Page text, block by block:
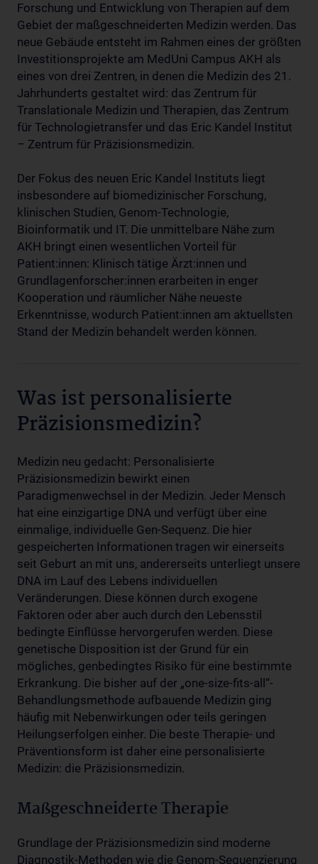
Forschung und Entwicklung von Therapien auf dem
Gebiet der maßgeschneiderten Medizin werden. Das
neue Gebäude entsteht im Rahmen eines der größten
Investitionsprojekte am MedUni Campus AKH als
eines von drei Zentren, in denen die Medizin des 21.
Jahrhunderts gestaltet wird: das Zentrum für
Translationale Medizin und Therapien, das Zentrum
für Technologietransfer und das Eric Kandel Institut
– Zentrum für Präzisionsmedizin.
Der Fokus des neuen Eric Kandel Instituts liegt
insbesondere auf biomedizinischer Forschung,
klinischen Studien, Genom-Technologie,
Bioinformatik und IT. Die unmittelbare Nähe zum
AKH bringt einen wesentlichen Vorteil für
Patient:innen: Klinisch tätige Ärzt:innen und
Grundlagenforscher:innen erarbeiten in enger
Kooperation und räumlicher Nähe neueste
Erkenntnisse, wodurch Patient:innen am aktuellsten
Stand der Medizin behandelt werden können.
Was ist personalisierte
Präzisionsmedizin?
Medizin neu gedacht: Personalisierte
Präzisionsmedizin bewirkt einen
Paradigmenwechsel in der Medizin. Jeder Mensch
hat eine einzigartige DNA und verfügt über eine
einmalige, individuelle Gen-Sequenz. Die hier
gespeicherten Informationen tragen wir einerseits
seit Geburt an mit uns, andererseits unterliegt unsere
DNA im Lauf des Lebens individuellen
Veränderungen. Diese können durch exogene
Faktoren oder aber auch durch den Lebensstil
bedingte Einflüsse hervorgerufen werden. Diese
genetische Disposition ist der Grund für ein
mögliches, genbedingtes Risiko für eine bestimmte
Erkrankung. Die bisher auf der „one-size-fits-all“-
Behandlungsmethode aufbauende Medizin ging
häufig mit Nebenwirkungen oder teils geringen
Heilungserfolgen einher. Die beste Therapie- und
Präventionsform ist daher eine personalisierte
Medizin: die Präzisionsmedizin.
Maßgeschneiderte Therapie
Grundlage der Präzisionsmedizin sind moderne
Diagnostik-Methoden wie die Genom-Sequenzierung